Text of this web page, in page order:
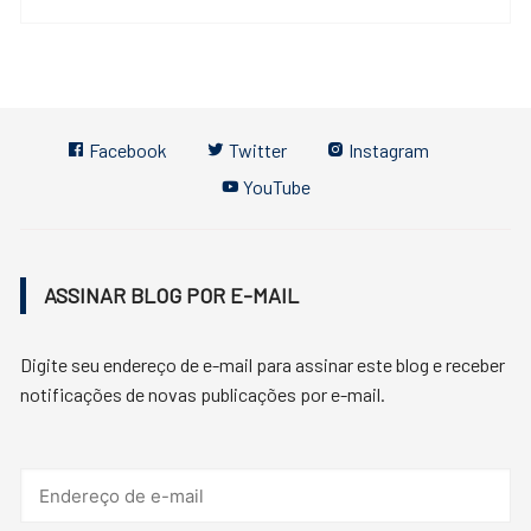
Facebook Twitter
Instagram
YouTube
ASSINAR BLOG POR E-MAIL
Digite seu endereço de e-mail para assinar este blog e receber
notificações de novas publicações por e-mail.